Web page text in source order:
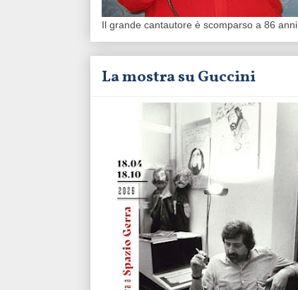
Il grande cantautore è scomparso a 86 anni
La mostra su Guccini